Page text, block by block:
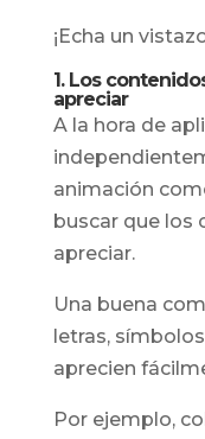
¡Echa un
1. Los
apreciar
A la hora de
animación
buscar que los
apreciar.
Una buena
letras,
aprecien
Por ejemplo,